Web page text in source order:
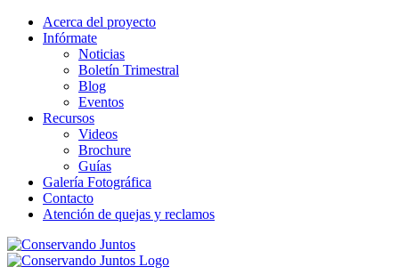
Acerca del proyecto
Infórmate
Noticias
Boletín Trimestral
Blog
Eventos
Recursos
Videos
Brochure
Guías
Galería Fotográfica
Contacto
Atención de quejas y reclamos